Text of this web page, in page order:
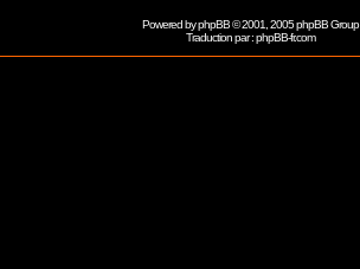
Powered byphpBB© 2001, 2005 phpBB Group
Traduction par :phpBB-fr.com